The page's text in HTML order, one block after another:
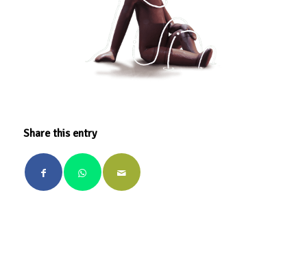
Share this entry